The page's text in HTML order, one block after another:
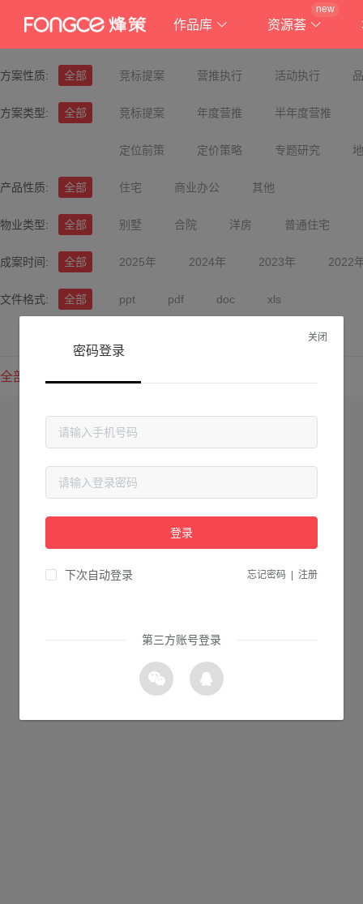
作品库 资源荟
new
方案性质: 全部 竞标提案 营推执行 活动执行
方案类型: 全部 竞标提案 年度营推 半年度营推
定位前策 定价策略 专题研究
产品性质: 全部 住宅 商业办公 其他
物业类型: 全部 别墅 合院 洋房 普通住宅
成案时间: 全部 2025年 2024年 2023年 2022
文件格式: 全部 ppt pdf doc xls
全部方案
关闭
密码登录
登录
下次自动登录 忘记密码 注册
第三方账号登录